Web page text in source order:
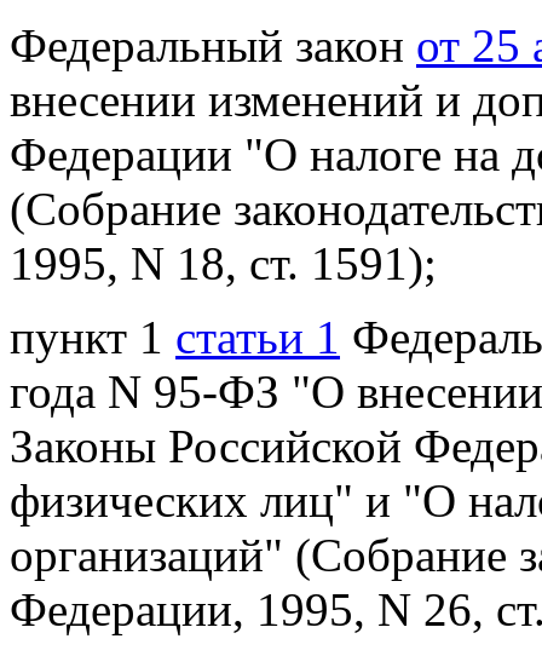
Федеральный закон от 25
внесении изменений и
Федерации "О налоге на
(Собрание
1995, N 18, ст. 1591);
пункт 1 статьи 1
года N 95-ФЗ "О
Законы Российской
физических лиц" и "О
организаций" (Собрание
Федерации, 1995, N 26,